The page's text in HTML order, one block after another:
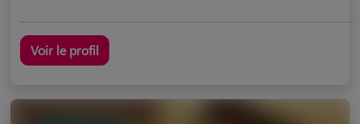
Voir le profil